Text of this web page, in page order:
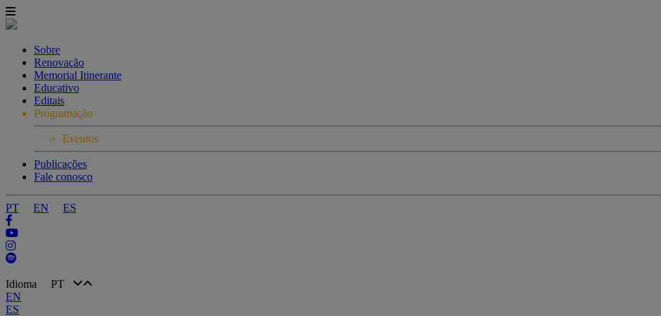
Sobre
Renovação
Memorial Itinerante
Educativo
Editais
Programação
Eventos
Publicações
Fale conosco
PT EN ES
Idioma PT
EN
ES